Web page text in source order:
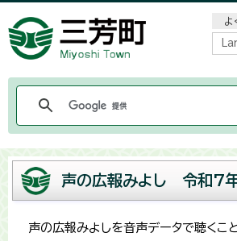
よ
声の広報みよし 令和7
声の広報みよしを音声データで聴くこ